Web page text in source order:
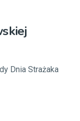
Dnia Strażaka